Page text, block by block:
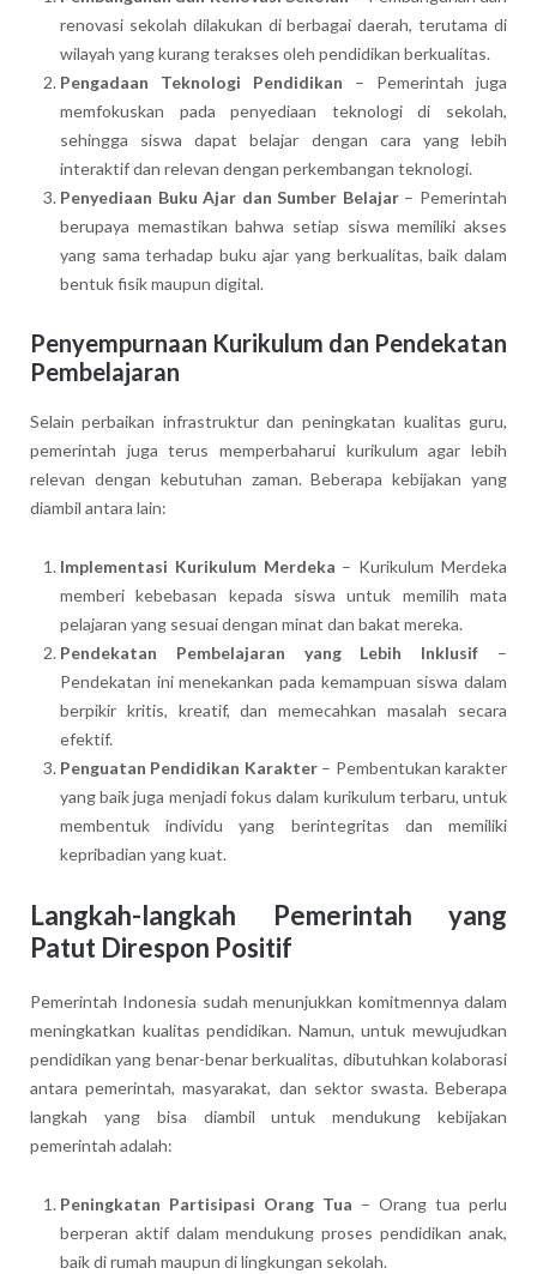
renovasi sekolah dilakukan di berbagai daerah, terutama di
wilayah yang kurang terakses oleh pendidikan berkualitas.
Pengadaan Teknologi Pendidikan – Pemerintah juga
memfokuskan pada penyediaan teknologi di sekolah,
sehingga siswa dapat belajar dengan cara yang lebih
interaktif dan relevan dengan perkembangan teknologi.
Penyediaan Buku Ajar dan Sumber Belajar– Pemerintah
berupaya memastikan bahwa setiap siswa memiliki akses
yang sama terhadap buku ajar yang berkualitas, baik dalam
bentuk fisik maupun digital.
Penyempurnaan Kurikulum dan Pendekatan
Pembelajaran
Selain perbaikan infrastruktur dan peningkatan kualitas guru,
pemerintah juga terus memperbaharui kurikulum agar lebih
relevan dengan kebutuhan zaman. Beberapa kebijakan yang
diambil antara lain:
Implementasi Kurikulum Merdeka – Kurikulum Merdeka
memberi kebebasan kepada siswa untuk memilih mata
pelajaran yang sesuai dengan minat dan bakat mereka.
Pendekatan Pembelajaran yang Lebih Inklusif –
Pendekatan ini menekankan pada kemampuan siswa dalam
berpikir kritis, kreatif, dan memecahkan masalah secara
efektif.
Penguatan Pendidikan Karakter– Pembentukan karakter
yang baik juga menjadi fokus dalam kurikulum terbaru, untuk
membentuk individu yang berintegritas dan memiliki
kepribadian yang kuat.
Langkah-langkah Pemerintah yang
Patut Direspon Positif
Pemerintah Indonesia sudah menunjukkan komitmennya dalam
meningkatkan kualitas pendidikan. Namun, untuk mewujudkan
pendidikan yang benar-benar berkualitas, dibutuhkan kolaborasi
antara pemerintah, masyarakat, dan sektor swasta. Beberapa
langkah yang bisa diambil untuk mendukung kebijakan
pemerintah adalah:
Peningkatan Partisipasi Orang Tua – Orang tua perlu
berperan aktif dalam mendukung proses pendidikan anak,
baik di rumah maupun di lingkungan sekolah.